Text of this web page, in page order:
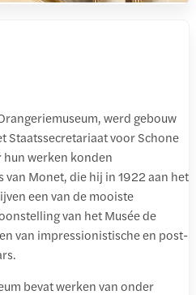
werd gebouw
Staatssecretariaat voor Schone
hun werken konden
Monet, die hij in 1922 aan het
een van de mooiste
van het Musée de
van impressionistische en post-
bevat werken van onder